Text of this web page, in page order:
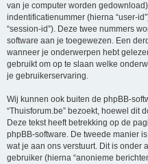
van je computer worden
indentificatienummer (hierna “user-
“session-id”). Deze twee nummers
software aan je toegewezen. Een
wanneer je onderwerpen hebt
gebruikt om op te slaan welke
je gebruikerservaring.
Wij kunnen ook buiten de phpBB-
“Thuisforum.be” bezoekt, hoewel dit
Deze tekst heeft betrekking op de
phpBB-software. De tweede manier
wat je aan ons verstuurt. Dit is onder
gebruiker (hierna “anonieme